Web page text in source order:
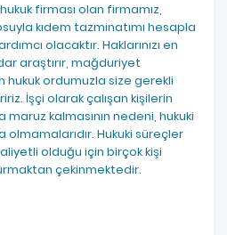
firması olan firmamız,
kıdem tazminatımı hesapla
olacaktır. Haklarınızı en
araştırır, mağduriyet
hukuk ordumuzla size gerekli
İşçi olarak çalışan kişilerin
maruz kalmasının nedeni, hukuki
olmamalarıdır. Hukuki süreçler
olduğu için birçok kişi
çekinmektedir.